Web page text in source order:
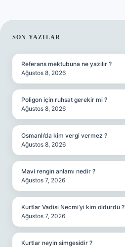
SIDEBAR
SON YAZILAR
Referans mektubuna ne yazılır ?
Ağustos 8, 2026
Poligon için ruhsat gerekir mi ?
Ağustos 8, 2026
Osmanlı’da kim vergi vermez ?
Ağustos 8, 2026
Mavi rengin anlamı nedir ?
Ağustos 7, 2026
Kurtlar Vadisi Necmi’yi kim öldürdü ?
Ağustos 7, 2026
Kurtlar neyin simgesidir ?